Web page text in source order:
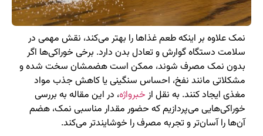
نمک علاوه بر اینکه طعم غذاها را بهتر می‌کند، نقش مهمی در
سلامت دستگاه گوارش و تعادل بدن دارد. برخی خوراکی‌ها اگر
بدون نمک مصرف شوند، ممکن است هضمشان سخت شده و
مشکلاتی مانند نفخ، احساس سنگینی یا کاهش جذب مواد
مغذی ایجاد کنند. به نقل از خبرواژه، در این مقاله به بررسی
خوراکی‌هایی می‌پردازیم که حضور مقدار مناسبی نمک، هضم
آن‌ها را آسان‌تر و تجربه مصرف را خوشایندتر می‌کند.